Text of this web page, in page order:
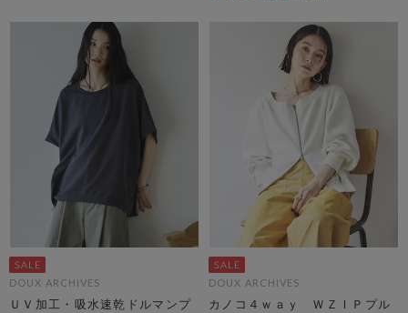
DOUX ARCHIVES
ＵＶ加工・吸水速乾ドルマンプ
DOUX ARCHIVES
カノコ４ｗａｙ ＷＺＩＰプル